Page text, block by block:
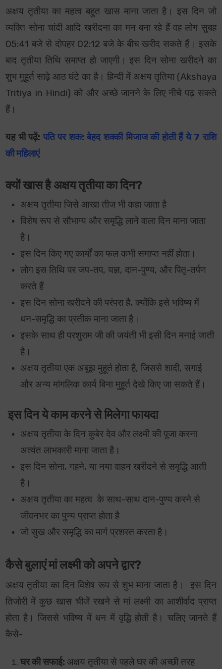
अक्षय तृतीया का महत्वबहुत खास माना जाता है। इस दिन जो
व्यक्ति सोना चांदी आदि खरीदना का मन बना रहे हैं वह लोग सुबह
05:41 बजे से दोपहर 02:12 बजे के बीच खरीद सकते हैं। इसके
बाद तृतीया तिथि समाप्त हो जाएगी। इस दिन सोना खरीदने का
शुभ मुहूर्त साढ़े आठ घंटे का है। हिन्दी में अक्षय तृतिया (Akshaya
Tritiya in Hindi) को और अच्छे जानने के लिए नीचे पढ़ सकते
हैं।
यह भी पढ़ें: पति पर शक: बेहद शक्की मिजाज की होती हैं ये 7 राशि
की महिलाएं
क्यों खास है अक्षय तृतीया का दिन?
अक्षय तृतीया जिसे आखा तीज भी कहा जाता है
विशेष रूप से सौभाग्य और समृद्धि लाने वाला दिन माना जाता
है।
इस दिन किए गए कार्यों का फल कभी समाप्त नहीं होता।
लोग इस तिथि पर जप-तप, यज्ञ, दान-पुण्य, और पितृ-तर्पण
करते हैं
इस दिन सोना खरीदने की परंपरा है, क्योंकि इसे भविष्य में
धन-समृद्धि का प्रतीक माना जाता है।
इसके साथ ही परशुराम जी की जयंती भी इसी दिन मनाई जाती
है।
अक्षय तृतीया एक अबूझ मुहूर्त होता है, जिससे शादी, सगाई
और अन्य मांगलिक कार्य बिना मुहूर्त देखे किए जा सकते हैं।
इस दिन ये काम करने से मिलेगा फायदा
अक्षय तृतीया के दिन कुबेर देव और लक्ष्मी की पूजा करना
अत्यंत लाभकारी माना जाता है।
इस दिन सोना, गहने, या नया वाहन खरीदने से समृद्धि आती
है।
अक्षय तृतीया का महत्व के साथ-साथ दान-पुण्य करने से
जीवनभर का पुण्य प्राप्त होता है
जो सुख और समृद्धि का मार्ग प्रशस्त करता है।
कैसे बुलाएं मां लक्ष्मी को अपने द्वार?
अक्षय तृतीया का दिन विशेष रूप से शुभ माना जाता है। इस दिन
तिजोरी में कुछ खास चीजें रखने से मां लक्ष्मी का आशीर्वाद प्राप्त
होता है। जिससे भविष्य में धन में वृद्धि होती है। चलिए जानते हैं
कैसे-
घर की सफाई: अक्षय तृतीया से पहले घर की अच्छी तरह